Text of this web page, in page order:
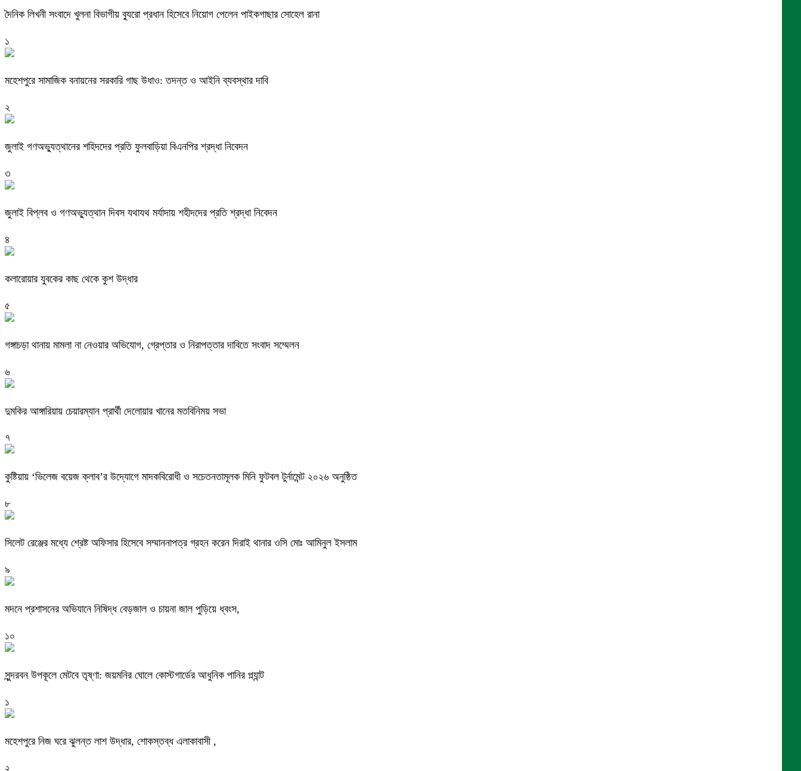
দৈনিক লিখনী সংবাদে খুলনা বিভাগীয় ব্যুরো প্রধান হিসেবে নিয়োগ পেলেন পাইকগাছার সোহেল রানা
১
মহেশপুরে সামাজিক বনায়নের সরকারি গাছ উধাও: তদন্ত ও আইনি ব্যবস্থার দাবি
২
জুলাই গণঅভ্যুত্থানের শহিদদের প্রতি ফুলবাড়িয়া বিএনপির শ্রদ্ধা নিবেদন
৩
জুলাই বিপ্লব ও গণঅভ্যুত্থান দিবস যথাযথ মর্যাদায় শহীদদের প্রতি শ্রদ্ধা নিবেদন
৪
কলারোয়ার যুবকের কাছ থেকে কুশ উদ্ধার
৫
গঙ্গাচড়া থানায় মামলা না নেওয়ার অভিযোগ, গ্রেপ্তার ও নিরাপত্তার দাবিতে সংবাদ সম্মেলন
৬
দুমকির আঙ্গারিয়ায় চেয়ারম্যান প্রার্থী দেলোয়ার খানের মতবিনিময় সভা
৭
কুষ্টিয়ায় ‘ভিলেজ বয়েজ ক্লাব’র উদ্যোগে মাদকবিরোধী ও সচেতনতামূলক মিনি ফুটবল টুর্নামেন্ট ২০২৬ অনুষ্ঠিত
৮
সিলেট রেঞ্জের মধ্যে শ্রেষ্ট অফিসার হিসেবে সম্মাননাপত্র গ্রহন করেন দিরাই থানার ওসি মোঃ আমিনুল ইসলাম
৯
মদনে প্রশাসনের অভিযানে নিষিদ্ধ বেড়জাল ও চায়না জাল পুড়িয়ে ধ্বংস,
১০
সুন্দরবন উপকূলে মেটবে তৃষ্ণা: জয়মনির ঘোলে কোস্টগার্ডের আধুনিক পানির প্ল্যান্ট
১
মহেশপুরে নিজ ঘরে ঝুলন্ত লাশ উদ্ধার, শোকস্তব্ধ এলাকাবাসী ,
২